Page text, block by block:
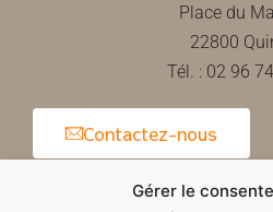
Gérer le
Place du
22800
Tél. : 02 96
Contactez-nous